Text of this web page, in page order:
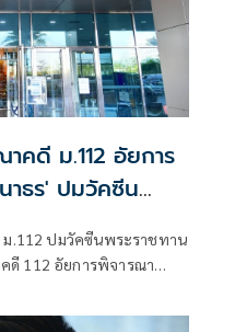
คดี ม.112 อัยการ
ธร' ปมวัคซีน
.112 ปมวัคซีนพระราชทาน
ดี 112 อัยการพิจารณา